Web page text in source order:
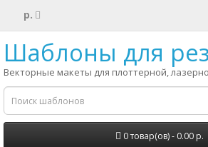
р.
Шаблоны для
Векторные макеты для плоттерной,
0 товар(ов) - 0.00 р.